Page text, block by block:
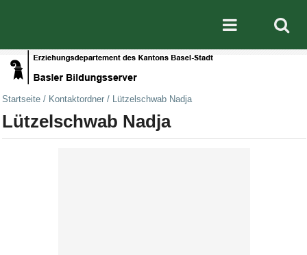
Mobile
Startseite / Kontaktordner / Lützelschwab Nadja
Lützelschwab Nadja